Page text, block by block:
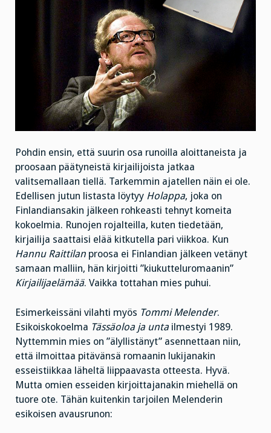
Pohdin ensin, että suurin osa runoilla aloittaneista ja
proosaan päätyneistä kirjailijoista jatkaa
valitsemallaan tiellä. Tarkemmin ajatellen näin ei ole.
Edellisen jutun listasta löytyy Holappa, joka on
Finlandiansakin jälkeen rohkeasti tehnyt komeita
kokoelmia. Runojen rojalteilla, kuten tiedetään,
kirjailija saattaisi elää kitkutella pari viikkoa. Kun
Hannu Raittilan proosa ei Finlandian jälkeen vetänyt
samaan malliin, hän kirjoitti ”kiukutteluromaanin”
Kirjailijaelämää. Vaikka tottahan mies puhui.
Esimerkeissäni vilahti myös Tommi Melender.
Esikoiskokoelma Tässäoloa ja unta ilmestyi 1989.
Nyttemmin mies on ”älyllistänyt” asennettaan niin,
että ilmoittaa pitävänsä romaanin lukijanakin
esseistiikkaa läheltä liippaavasta otteesta. Hyvä.
Mutta omien esseiden kirjoittajanakin miehellä on
tuore ote. Tähän kuitenkin tarjoilen Melenderin
esikoisen avausrunon: